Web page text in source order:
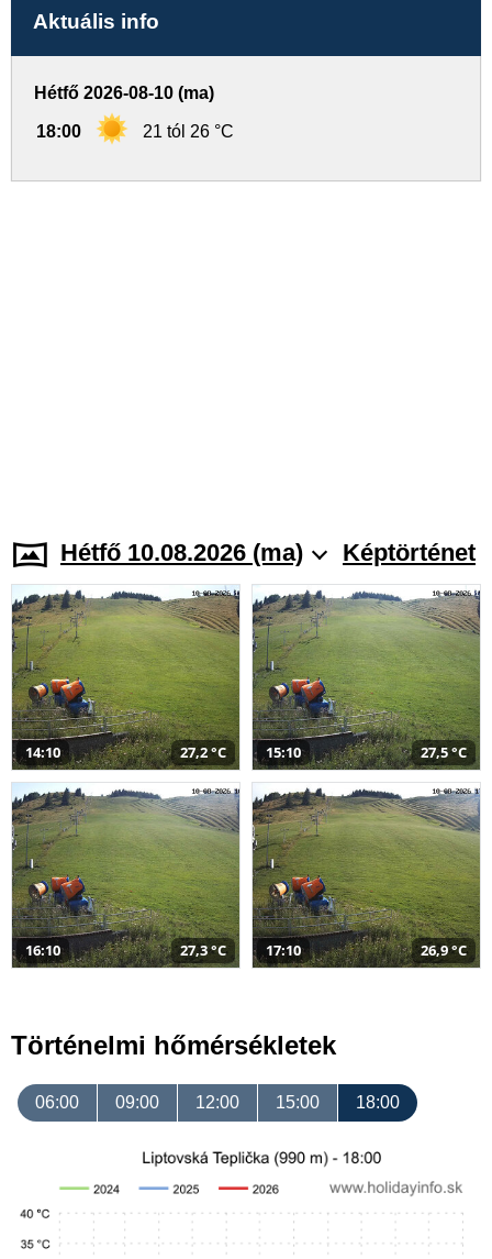
Aktuális info
Hétfő 2026-08-10 (ma)
18:00 21 tól 26 °C
Hétfő 10.08.2026 (ma) Képtörténet
14:10 27,2 °C 15:10 27,5 °C
16:10 27,3 °C 17:10 26,9 °C
Történelmi hőmérsékletek
06:00 09:00 12:00 15:00 18:00